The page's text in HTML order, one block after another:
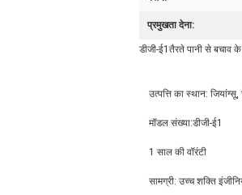
प्रमुखता देना:
डीजी-ई1 तैरते पानी से बचाव के
उत्पत्ति का स्थान: जियांग्सू,
मॉडल संख्या:डीजी-ई1
1 साल की वॉरंटी
सामग्री: उच्च शक्ति